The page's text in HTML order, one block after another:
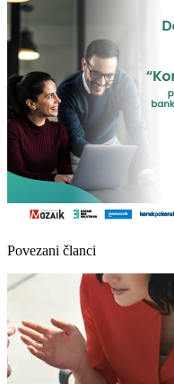
Povezani članci